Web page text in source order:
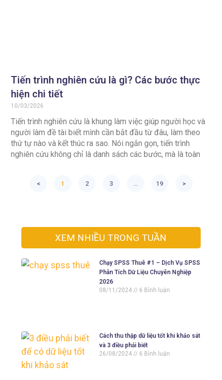
Tiến trình nghiên cứu là gì? Các bước thực
hiện chi tiết
10/03/2026
Tiến trình nghiên cứu là khung làm việc giúp người học và
người làm đề tài biết mình cần bắt đầu từ đâu, làm theo
thứ tự nào và kết thúc ra sao. Nói ngắn gọn, tiến trình
nghiên cứu không chỉ là danh sách các bước, mà là toàn
< 1 2 3 … 19 >
XEM NHIỀU TRONG TUẦN
Chạy SPSS Thuê #1 – Dịch Vụ SPSS
Phân Tích Dữ Liệu Chuyên Nghiệp
2026
08/11/2024
6 Bình luận
Cách thu thập dữ liệu tốt khi khảo sát
và 3 điều phải biết
26/08/2024
6 Bình luận